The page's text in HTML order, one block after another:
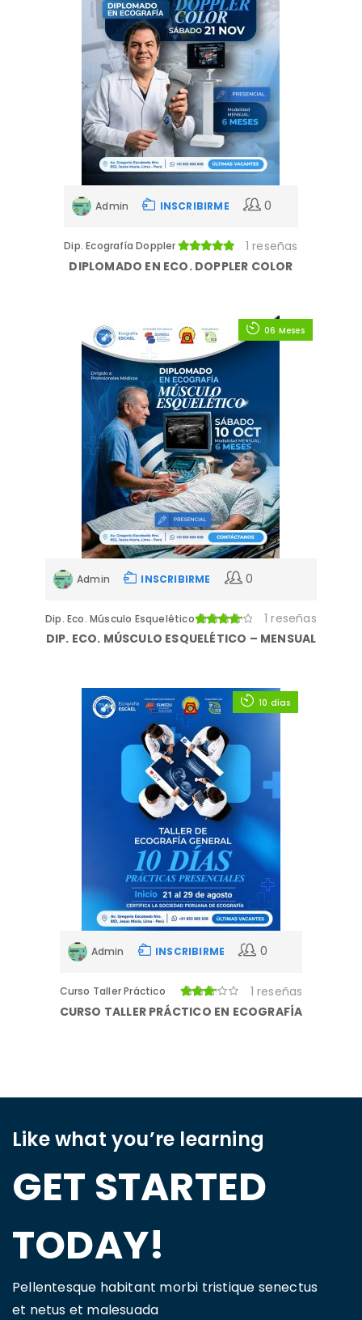
Admin INSCRIBIRME 0
Dip. Ecografía Doppler
1 reseñas
DIPLOMADO EN ECO. DOPPLER COLOR
06 Meses
Admin INSCRIBIRME 0
Dip. Eco. Músculo Esquelético
1 reseñas
DIP. ECO. MÚSCULO ESQUELÉTICO – MENSUAL
10 días
Admin INSCRIBIRME 0
Curso Taller Práctico
1 reseñas
CURSO TALLER PRÁCTICO EN ECOGRAFÍA
Like what you’re learning
GET STARTED
TODAY!
Pellentesque habitant morbi tristique senectus
et netus et malesuada